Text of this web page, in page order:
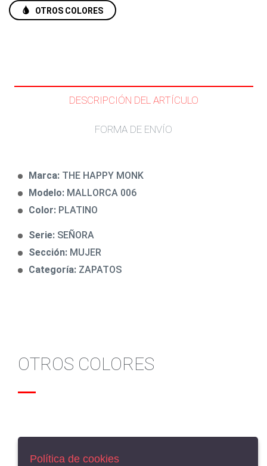
OTROS COLORES
DESCRIPCIÓN DEL ARTÍCULO
FORMA DE ENVÍO
Marca: THE HAPPY MONK
Modelo: MALLORCA 006
Color: PLATINO
Serie: SEÑORA
Sección: MUJER
Categoría: ZAPATOS
OTROS COLORES
Política de cookies